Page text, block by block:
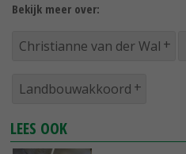
Bekijk meer over:
Christianne van der Wal
Landbouwakkoord
LEES OOK